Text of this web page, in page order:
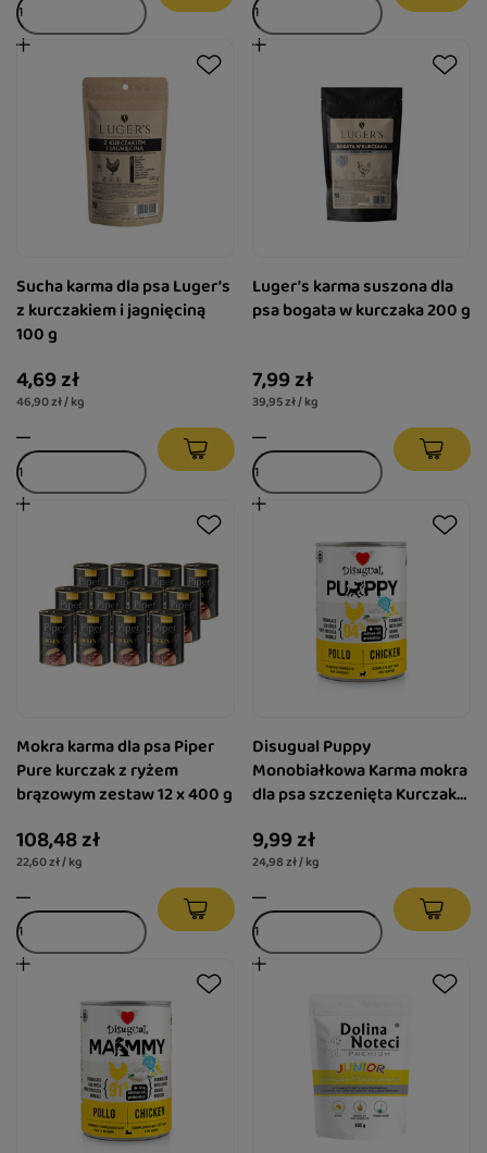
Sucha karma dla psa Luger’s
z kurczakiem i jagnięciną
100 g
4,69 zł
46,90 zł / kg
Luger’s karma suszona dla
psa bogata w kurczaka 200 g
7,99 zł
39,95 zł / kg
Mokra karma dla psa Piper
Pure kurczak z ryżem
brązowym zestaw 12 x 400 g
108,48 zł
22,60 zł / kg
Disugual Puppy
Monobiałkowa Karma mokra
dla psa szczenięta Kurczak
9,99 zł
24,98 zł / kg